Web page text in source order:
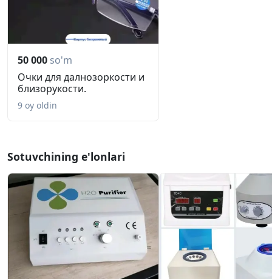
50 000 so'm
Очки для далнозоркости и
близорукости.
9 oy oldin
Sotuvchining e'lonlari